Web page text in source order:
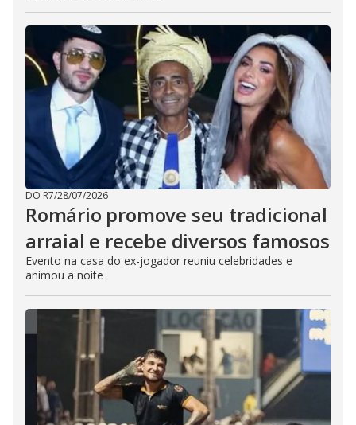
DO R7/28/07/2026
Romário promove seu tradicional
arraial e recebe diversos famosos
Evento na casa do ex-jogador reuniu celebridades e
animou a noite